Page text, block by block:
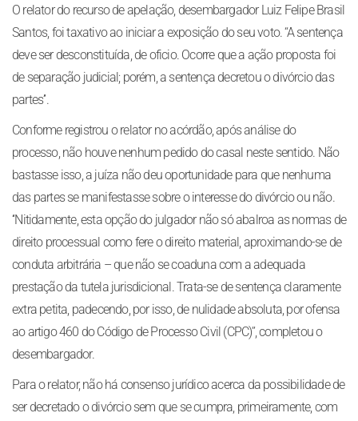
O relator do recurso de apelação, desembargador Luiz Felipe Brasil
Santos, foi taxativo ao iniciar a exposição do seu voto. ‘‘A sentença
deve ser desconstituída, de oficio. Ocorre que a ação proposta foi
de separação judicial; porém, a sentença decretou o divórcio das
partes’’.
Conforme registrou o relator no acórdão, após análise do
processo, não houve nenhum pedido do casal neste sentido. Não
bastasse isso, a juíza não deu oportunidade para que nenhuma
das partes se manifestasse sobre o interesse do divórcio ou não.
‘‘Nitidamente, esta opção do julgador não só abalroa as normas de
direito processual como fere o direito material, aproximando-se de
conduta arbitrária – que não se coaduna com a adequada
prestação da tutela jurisdicional. Trata-se de sentença claramente
extra petita, padecendo, por isso, de nulidade absoluta, por ofensa
ao artigo 460 do Código de Processo Civil (CPC)’’, completou o
desembargador.
Para o relator, não há consenso jurídico acerca da possibilidade de
ser decretado o divórcio sem que se cumpra, primeiramente, com